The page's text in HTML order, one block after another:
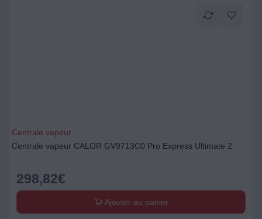
Centrale vapeur
Centrale vapeur CALOR GV9713C0 Pro Express Ultimate 2
298,82€
Ajouter au panier